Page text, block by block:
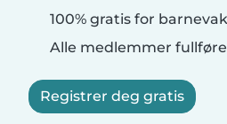
100% gratis for
Alle medlemmer
Registrer deg gratis